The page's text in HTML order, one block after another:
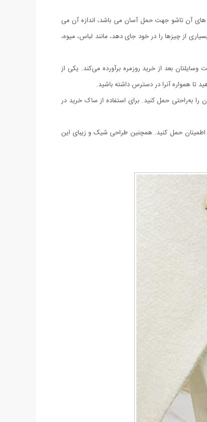
آن تاشو جهت حمل آسان می باشد، اندازه آن می
از چیزها را در خود جای دهد، مانند لباس، میوه،
بعد از خرید روزمره برآورده می‌کند. یکی از
همواره آنرا در دسترس داشته باشید.
به‌راحتی حمل کنید. برای استفاده از ساک خرید در
می‌توانید اجناس خریداری‌ شده خود را با اطمینان حمل کنید. همچنین طراحی‌ شیک و زیبای این